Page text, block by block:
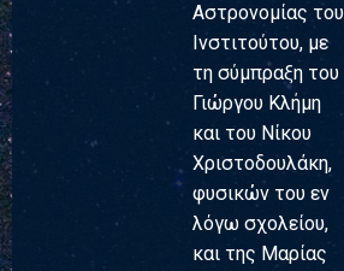
Αστρονομίας του
Ινστιτούτου, με
τη σύμπραξη του
Γιώργου Κλήμη
και του Νίκου
Χριστοδουλάκη,
φυσικών του εν
λόγω σχολείου,
και της Μαρίας